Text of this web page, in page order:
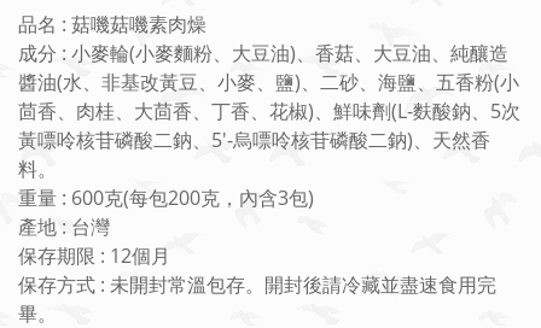
品名 : 菇嘰菇嘰素肉燥
成分 : 小麥輪(小麥麵粉、大豆油)、香菇、大豆油、純釀造
醬油(水、非基改黃豆、小麥、鹽)、二砂、海鹽、五香粉(小
茴香、肉桂、大茴香、丁香、花椒)、鮮味劑(L-麩酸鈉、5次
黃嘌呤核苷磷酸二鈉、5'-烏嘌呤核苷磷酸二鈉)、天然香
料。
重量 : 600克(每包200克，內含3包)
產地 : 台灣
保存期限 : 12個月
保存方式 : 未開封常溫包存。開封後請冷藏並盡速食用完
畢。